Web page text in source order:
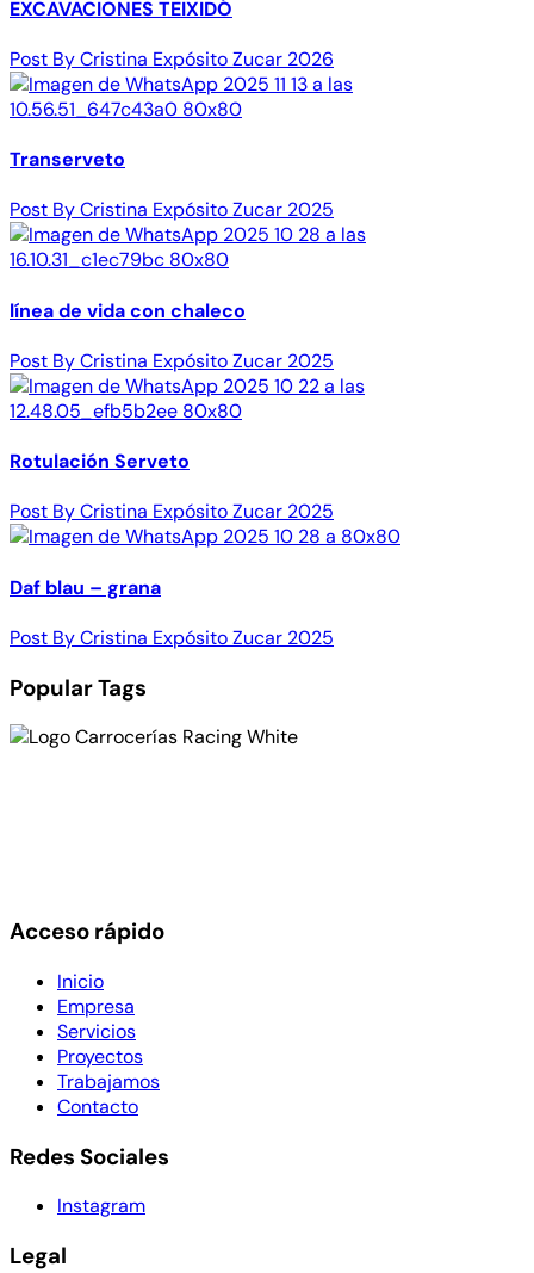
EXCAVACIONES TEIXIDÓ
Post By Cristina Expósito Zucar 2026
Transerveto
Post By Cristina Expósito Zucar 2025
línea de vida con chaleco
Post By Cristina Expósito Zucar 2025
Rotulación Serveto
Post By Cristina Expósito Zucar 2025
Daf blau – grana
Post By Cristina Expósito Zucar 2025
Popular Tags
Acceso rápido
Inicio
Empresa
Servicios
Proyectos
Trabajamos
Contacto
Redes Sociales
Instagram
Legal